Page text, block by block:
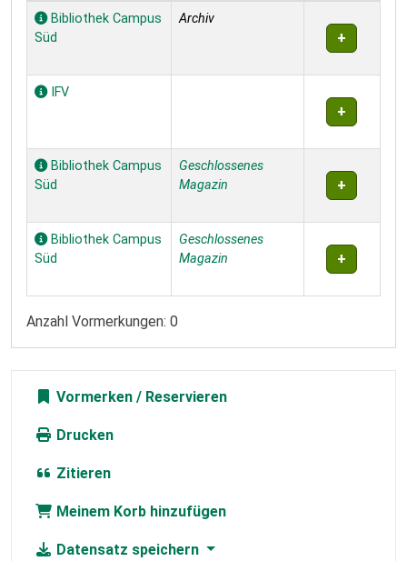
Exemplare
Bibliothek Campus
Süd
Archiv
IFV
Bibliothek Campus
Süd
Geschlossenes
Magazin
Bibliothek Campus
Süd
Geschlossenes
Magazin
Anzahl Vormerkungen: 0
Vormerken
Drucken
Zitieren
Meinem Korb hinzufügen
Datensatz speichern